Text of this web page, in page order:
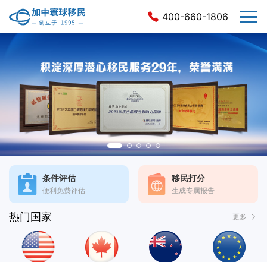
400-660-1806
条件评估
便利免费评估
移民打分
生成专属报告
热门国家 更多